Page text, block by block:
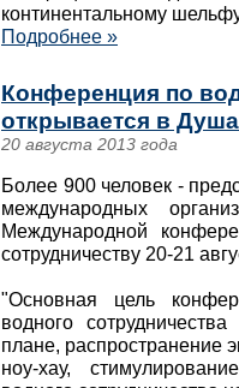
континентальному
Подробнее »
Конференция по
открывается в
20 августа 2013 года
Более 900 человек -
международных
Международной
сотрудничеству 20-21
"Основная цель
водного
плане, распространение
ноу-хау,